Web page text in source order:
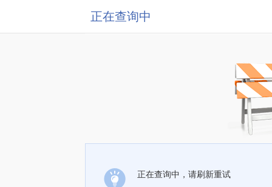
正在查询中
正在查询中，请刷新重试